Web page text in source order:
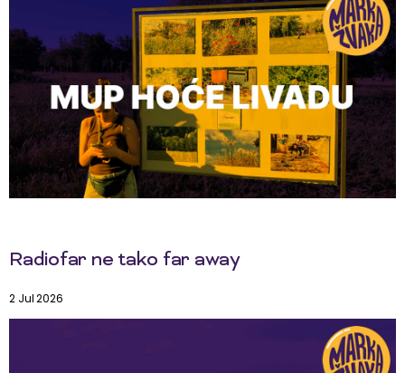
Radiofar ne tako far away
2 Jul 2026